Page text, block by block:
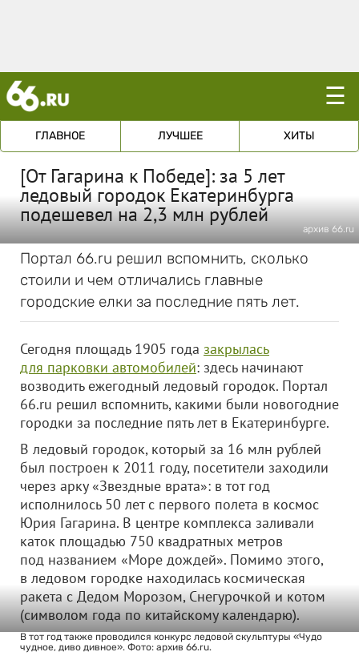
☰
ГЛАВНОЕ ЛУЧШЕЕ ХИТЫ
[От Гагарина к Победе]: за 5 лет
ледовый городок Екатеринбурга
подешевел на 2,3 млн рублей
архив 66.ru
Портал 66.ru решил вспомнить, сколько
стоили и чем отличались главные
городские елки за последние пять лет.
Сегодня площадь 1905 года закрылась
для парковки автомобилей: здесь начинают
возводить ежегодный ледовый городок. Портал
66.ru решил вспомнить, какими были новогодние
городки за последние пять лет в Екатеринбурге.
В ледовый городок, который за 16 млн рублей
был построен к 2011 году, посетители заходили
через арку «Звездные врата»: в тот год
исполнилось 50 лет с первого полета в космос
Юрия Гагарина. В центре комплекса заливали
каток площадью 750 квадратных метров
под названием «Море дождей». Помимо этого,
в ледовом городке находилась космическая
ракета с Дедом Морозом, Снегурочкой и котом
(символом года по китайскому календарю).
В тот год также проводился конкурс ледовой скульптуры «Чудо
чудное, диво дивное». Фото: архив 66.ru.